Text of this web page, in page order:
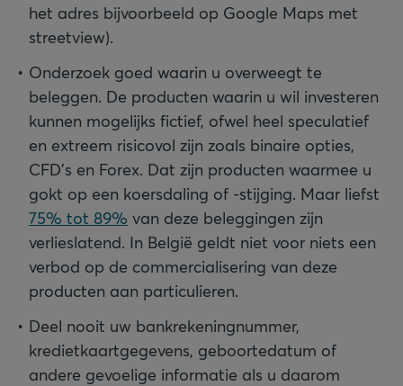
het adres bijvoorbeeld op Google Maps met
streetview).
Onderzoek goed waarin u overweegt te
beleggen. De producten waarin u wil investeren
kunnen mogelijks fictief, ofwel heel speculatief
en extreem risicovol zijn zoals binaire opties,
CFD’s en Forex. Dat zijn producten waarmee u
gokt op een koersdaling of -stijging. Maar liefst
75% tot 89% van deze beleggingen zijn
verlieslatend. In België geldt niet voor niets een
verbod op de commercialisering van deze
producten aan particulieren.
Deel nooit uw bankrekeningnummer,
kredietkaartgegevens, geboortedatum of
andere gevoelige informatie als u daarom